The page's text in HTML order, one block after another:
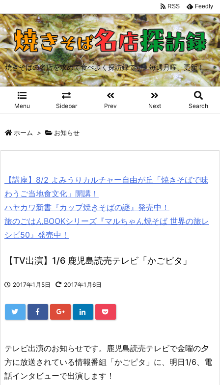
焼きそばの名店を求めて食べ歩く探訪録です。毎週月曜、更新！
Menu Sidebar Prev Next Search
RSS Feedly
ホーム > お知らせ
【講座】8/2 よみうりカルチャー自由が丘「焼きそばで味
わうご当地食文化」開講！
ハヤカワ新書『カップ焼きそばの謎』発売中！
旅のごはんBOOKシリーズ『マルちゃん焼そば 世界の旅レ
シピ50』発売中！
【TV出演】1/6 鹿児島読売テレビ「かごピタ」
2017年1月5日 2017年1月6日
テレビ出演のお知らせです。鹿児島読売テレビで金曜の夕
方に放送されている情報番組「かごピタ」に、明日1/6、電
話インタビューで出演します！